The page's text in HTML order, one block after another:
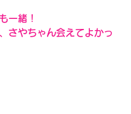
一緒！
さやちゃん会えてよかっ